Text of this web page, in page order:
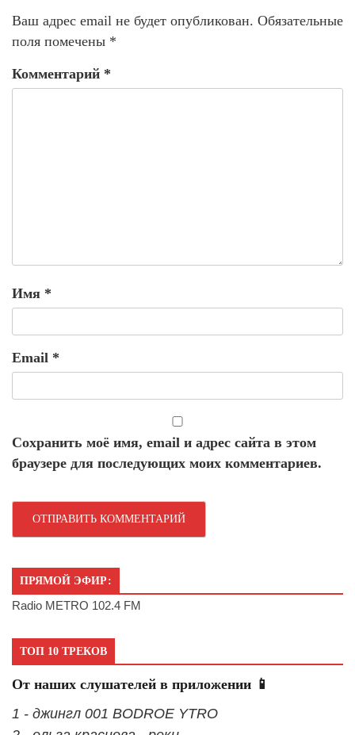
Ваш адрес email не будет опубликован. Обязательные
поля помечены *
Комментарий *
Имя *
Email *
Сохранить моё имя, email и адрес сайта в этом
браузере для последующих моих комментариев.
ПРЯМОЙ ЭФИР:
Radio METRO 102.4 FM
ТОП 10 ТРЕКОВ
От наших слушателей в приложении 📱
1 - джингл 001 BODROE YTRO